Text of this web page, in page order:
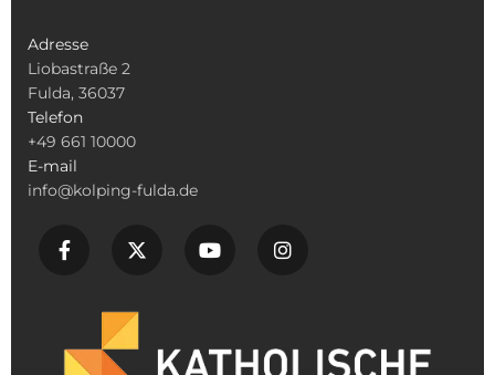
Adresse
Liobastraße 2
Fulda, 36037
Telefon
+49 661 10000
E-mail
info@kolping-fulda.de